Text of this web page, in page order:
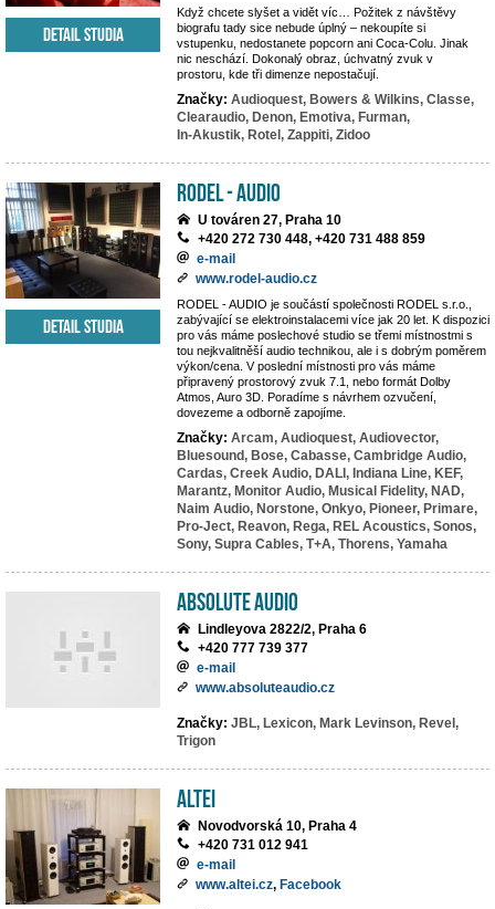
Když chcete slyšet a vidět víc… Požitek z návštěvy
biografu tady sice nebude úplný – nekoupíte si
vstupenku, nedostanete popcorn ani Coca-Colu. Jinak
nic neschází. Dokonalý obraz, úchvatný zvuk v
prostoru, kde tři dimenze nepostačují.
Značky: Audioquest, Bowers & Wilkins, Classe,
Clearaudio, Denon, Emotiva, Furman,
In-Akustik, Rotel, Zappiti, Zidoo
Detail studia
RODEL - AUDIO
U továren 27, Praha 10
+420 272 730 448, +420 731 488 859
e-mail
www.rodel-audio.cz
RODEL - AUDIO je součástí společnosti RODEL s.r.o.,
zabývající se elektroinstalacemi více jak 20 let. K dispozici
pro vás máme poslechové studio se třemi místnostmi s
tou nejkvalitněší audio technikou, ale i s dobrým poměrem
výkon/cena. V poslední místnosti pro vás máme
připravený prostorový zvuk 7.1, nebo formát Dolby
Atmos, Auro 3D. Poradíme s návrhem ozvučení,
dovezeme a odborně zapojíme.
Značky: Arcam, Audioquest, Audiovector,
Bluesound, Bose, Cabasse, Cambridge Audio,
Cardas, Creek Audio, DALI, Indiana Line, KEF,
Marantz, Monitor Audio, Musical Fidelity, NAD,
Naim Audio, Norstone, Onkyo, Pioneer, Primare,
Pro-Ject, Reavon, Rega, REL Acoustics, Sonos,
Sony, Supra Cables, T+A, Thorens, Yamaha
Detail studia
Absolute Audio
Lindleyova 2822/2, Praha 6
+420 777 739 377
e-mail
www.absoluteaudio.cz
Značky: JBL, Lexicon, Mark Levinson, Revel,
Trigon
ALTEI
Novodvorská 10, Praha 4
+420 731 012 941
e-mail
www.altei.cz, Facebook